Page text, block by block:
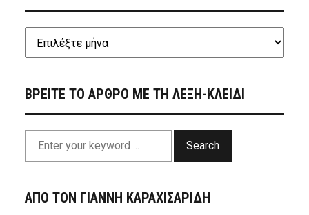
ΒΡΕΙΤΕ ΤΟ ΑΡΘΡΟ ΜΕ ΤΗ ΛΕΞΗ-ΚΛΕΙΔΙ
Search
ΑΠΟ ΤΟΝ ΓΙΑΝΝΗ ΚΑΡΑΧΙΣΑΡΙΔΗ